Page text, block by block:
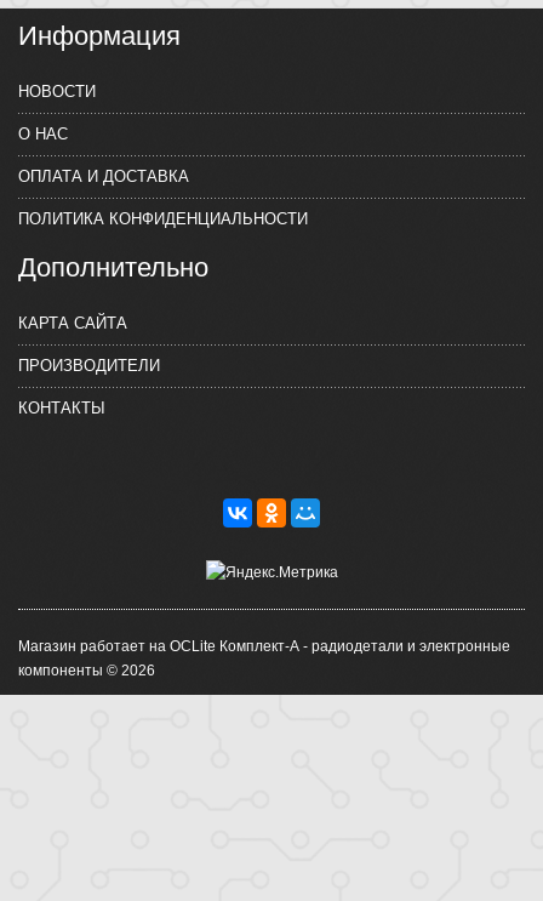
Информация
НОВОСТИ
О НАС
ОПЛАТА И ДОСТАВКА
ПОЛИТИКА КОНФИДЕНЦИАЛЬНОСТИ
Дополнительно
КАРТА САЙТА
ПРОИЗВОДИТЕЛИ
КОНТАКТЫ
Магазин работает на OCLite Комплект-А - радиодетали и электронные
компоненты © 2026